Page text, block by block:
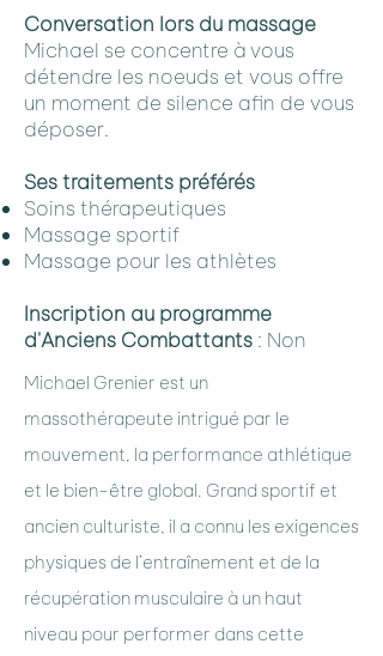
Conversation lors du massage
Michael se concentre à vous
détendre les noeuds et vous offre
un moment de silence afin de vous
déposer.
Ses traitements préférés
Soins thérapeutiques
Massage sportif
Massage pour les athlètes
Inscription au programme
d'Anciens Combattants : Non
Michael Grenier est un
massothérapeute intrigué par le
mouvement, la performance athlétique
et le bien-être global. Grand sportif et
ancien culturiste, il a connu les exigences
physiques de l’entraînement et de la
récupération musculaire à un haut
niveau pour performer dans cette